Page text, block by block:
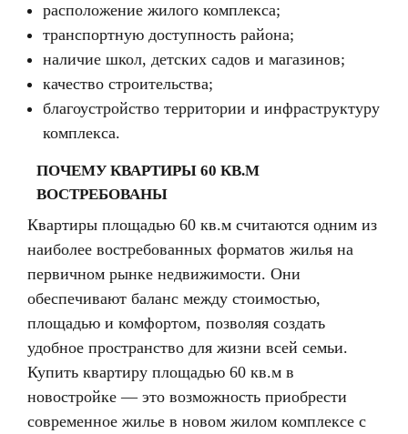
расположение жилого комплекса;
транспортную доступность района;
наличие школ, детских садов и магазинов;
качество строительства;
благоустройство территории и инфраструктуру
комплекса.
ПОЧЕМУ КВАРТИРЫ 60 КВ.М
ВОСТРЕБОВАНЫ
Квартиры площадью 60 кв.м считаются одним из
наиболее востребованных форматов жилья на
первичном рынке недвижимости. Они
обеспечивают баланс между стоимостью,
площадью и комфортом, позволяя создать
удобное пространство для жизни всей семьи.
Купить квартиру площадью 60 кв.м в
новостройке — это возможность приобрести
современное жилье в новом жилом комплексе с